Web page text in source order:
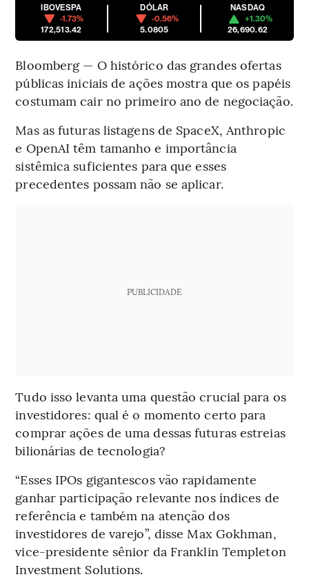
IBOVESPA
-1.73%
172,513.42
DÓLAR
-0.56%
5.0805
NASDAQ
+1.30%
26,690.62
Bloomberg — O histórico das grandes ofertas
públicas iniciais de ações mostra que os papéis
costumam cair no primeiro ano de negociação.
Mas as futuras listagens de SpaceX, Anthropic
e OpenAI têm tamanho e importância
sistêmica suficientes para que esses
precedentes possam não se aplicar.
PUBLICIDADE
Tudo isso levanta uma questão crucial para os
investidores: qual é o momento certo para
comprar ações de uma dessas futuras estreias
bilionárias de tecnologia?
“Esses IPOs gigantescos vão rapidamente
ganhar participação relevante nos índices de
referência e também na atenção dos
investidores de varejo”, disse Max Gokhman,
vice-presidente sênior da Franklin Templeton
Investment Solutions.